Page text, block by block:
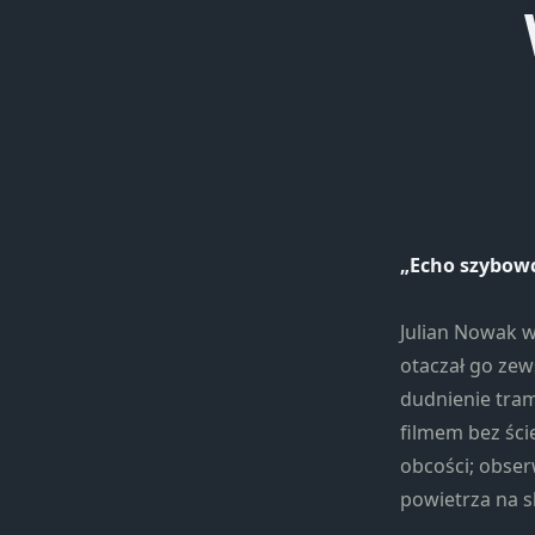
„Echo
Julian Nowak
otaczał go
dudnienie
filmem bez
obcości;
powietrza na